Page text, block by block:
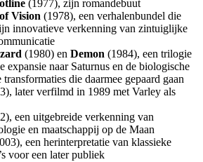
(1977), zijn romandebuut
Vision (1978), een verhalenbundel die
innovatieve verkenning van zintuiglijke
(1980) en Demon (1984), een trilogie
expansie naar Saturnus en de biologische
die daarmee gepaard gaan
later verfilmd in 1989 met Varley als
een uitgebreide verkenning van
en maatschappij op de Maan
een herinterpretatie van klassieke
voor een later publiek